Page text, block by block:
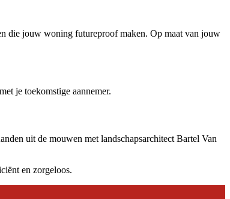
die jouw woning futureproof maken. Op maat van jouw
je toekomstige aannemer.
uit de mouwen met landschapsarchitect Bartel Van
en zorgeloos.